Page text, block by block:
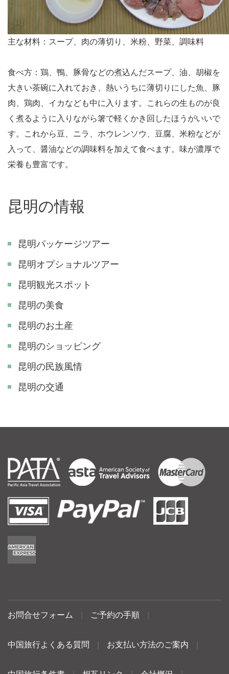
主な材料：スープ、肉の薄切り、米粉、野菜、調味料
食べ方：鶏、鴨、豚骨などの煮込んだスープ、油、胡椒を
大きい茶碗に入れておき、熱いうちに薄切りにした魚、豚
肉、鶏肉、イカなども中に入ります。これらの生ものが良
く煮るように入りながら箸で軽くかき回したほうがいいで
す。これから豆、ニラ、ホウレンソウ、豆腐、米粉などが
入って、醤油などの調味料を加えて食べます。味が濃厚で
栄養も豊富です。
昆明の情報
昆明パッケージツアー
昆明オプショナルツアー
昆明観光スポット
昆明の美食
昆明のお土産
昆明のショッピング
昆明の民族風情
昆明の交通
お問合せフォーム ご予約の手順
中国旅行よくある質問 お支払い方法のご案内